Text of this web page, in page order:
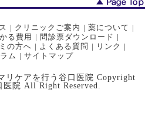
| クリニックご案内 | 薬について |
る費用 | 問診票ダウンロード |
の方へ | よくある質問 | リンク |
ム | サイトマップ
リケアを行う谷口医院 Copyright
院 All Right Reserved.